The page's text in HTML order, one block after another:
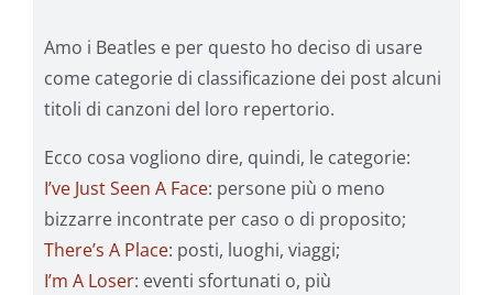
Amo i Beatles e per questo ho deciso di usare
come categorie di classificazione dei post alcuni
titoli di canzoni del loro repertorio.
Ecco cosa vogliono dire, quindi, le categorie:
I’ve Just Seen A Face: persone più o meno
bizzarre incontrate per caso o di proposito;
There’s A Place: posti, luoghi, viaggi;
I’m A Loser: eventi sfortunati o, più